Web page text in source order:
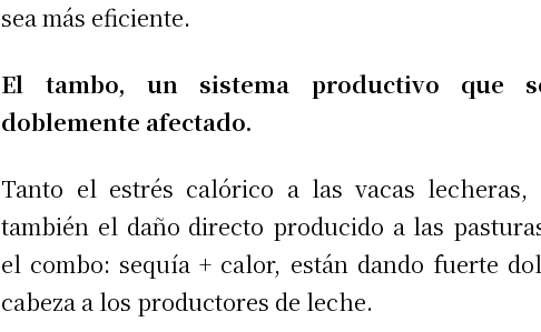
sea más eficiente.
El tambo, un sistema productivo que
doblemente afectado.
Tanto el estrés calórico a las vacas lecheras,
también el daño directo producido a las
el combo: sequía + calor, están dando fuerte
cabeza a los productores de leche.